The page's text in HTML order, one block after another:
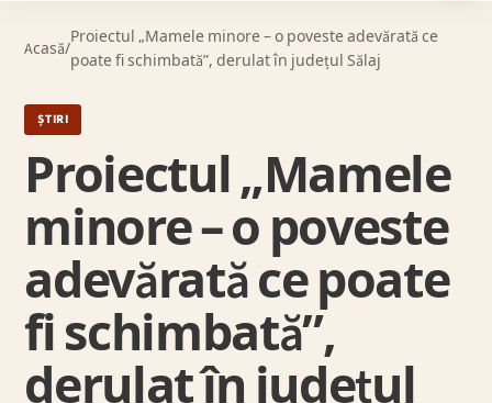
Acasă/
Proiectul „Mamele minore – o poveste adevărată ce
poate fi schimbată”, derulat în județul Sălaj
ȘTIRI
Proiectul „Mamele
minore – o poveste
adevărată ce poate
fi schimbată”,
derulat în județul